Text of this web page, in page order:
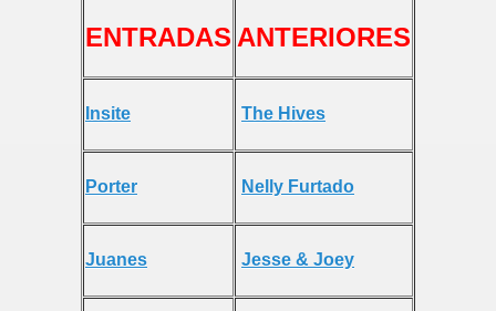
ENTRADAS ANTERIORES
Insite The Hives
Porter Nelly Furtado
Juanes Jesse & Joey